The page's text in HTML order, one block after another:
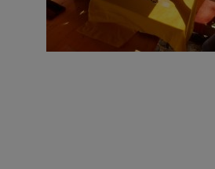
Veranstaltungen